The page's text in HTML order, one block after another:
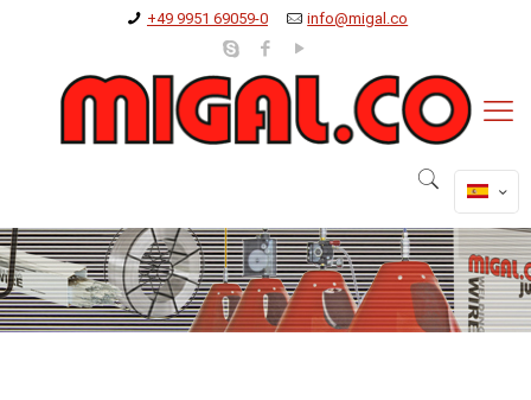
+49 9951 69059-0 info@migal.co